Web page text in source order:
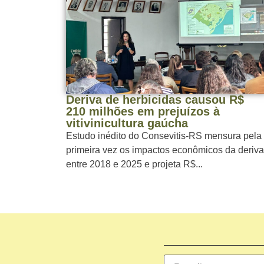
Deriva de herbicidas causou R$
210 milhões em prejuízos à
vitivinicultura gaúcha
Estudo inédito do Consevitis-RS mensura pela
primeira vez os impactos econômicos da deriva
entre 2018 e 2025 e projeta R$...